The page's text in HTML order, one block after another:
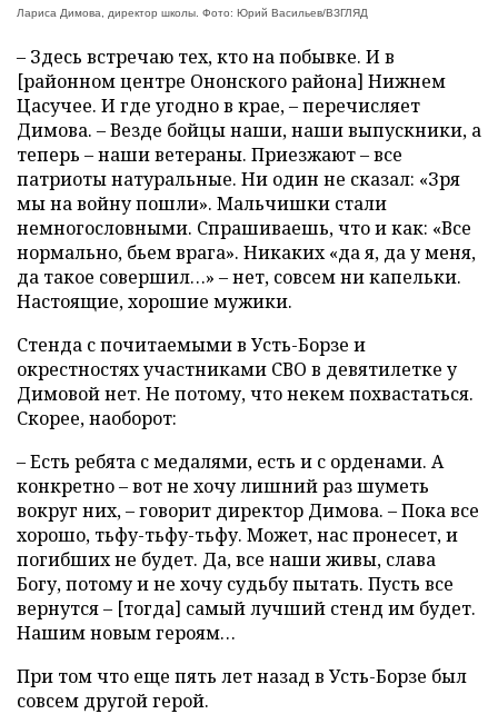
Лариса Димова, директор школы. Фото: Юрий Васильев/ВЗГЛЯД
– Здесь встречаю тех, кто на побывке. И в
[районном центре Ононского района] Нижнем
Цасучее. И где угодно в крае, – перечисляет
Димова. – Везде бойцы наши, наши выпускники, а
теперь – наши ветераны. Приезжают – все
патриоты натуральные. Ни один не сказал: «Зря
мы на войну пошли». Мальчишки стали
немногословными. Спрашиваешь, что и как: «Все
нормально, бьем врага». Никаких «да я, да у меня,
да такое совершил…» – нет, совсем ни капельки.
Настоящие, хорошие мужики.
Стенда с почитаемыми в Усть-Борзе и
окрестностях участниками СВО в девятилетке у
Димовой нет. Не потому, что некем похвастаться.
Скорее, наоборот:
– Есть ребята с медалями, есть и с орденами. А
конкретно – вот не хочу лишний раз шуметь
вокруг них, – говорит директор Димова. – Пока все
хорошо, тьфу-тьфу-тьфу. Может, нас пронесет, и
погибших не будет. Да, все наши живы, слава
Богу, потому и не хочу судьбу пытать. Пусть все
вернутся – [тогда] самый лучший стенд им будет.
Нашим новым героям…
При том что еще пять лет назад в Усть-Борзе был
совсем другой герой.